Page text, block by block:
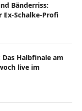
Bänderriss:
Schalke-Profi
Halbfinale am
live im